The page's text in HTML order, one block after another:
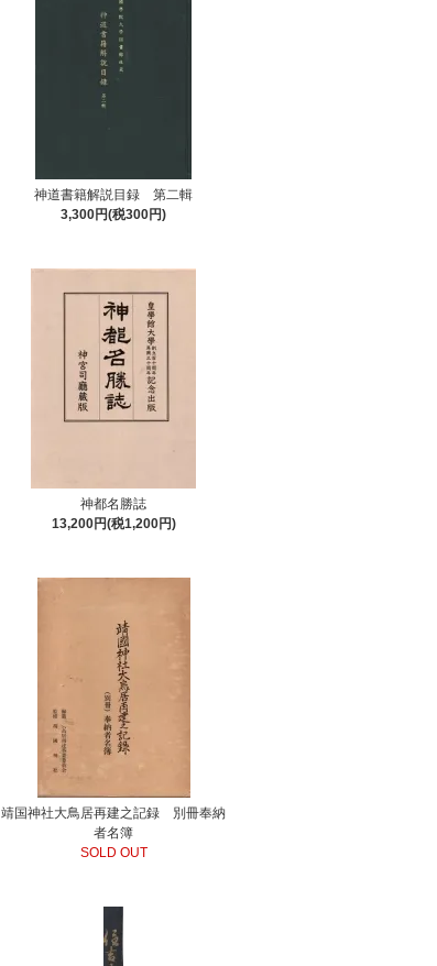
神道書籍解説目録 第二輯
3,300円(税300円)
神都名勝誌
13,200円(税1,200円)
靖国神社大鳥居再建之記録 別冊奉納
者名簿
SOLD OUT